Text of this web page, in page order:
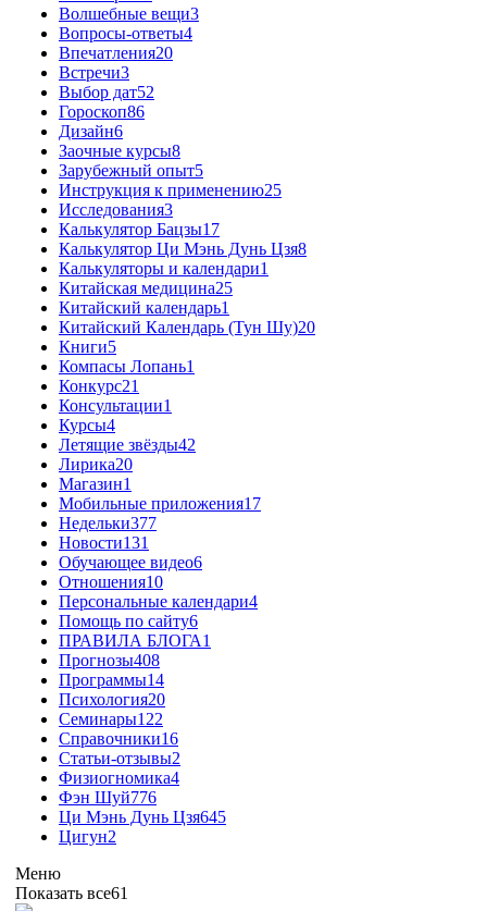
Волшебные вещи3
Вопросы-ответы4
Впечатления20
Встречи3
Выбор дат52
Гороскоп86
Дизайн6
Заочные курсы8
Зарубежный опыт5
Инструкция к применению25
Исследования3
Калькулятор Бацзы17
Калькулятор Ци Мэнь Дунь Цзя8
Калькуляторы и календари1
Китайская медицина25
Китайский календарь1
Китайский Календарь (Тун Шу)20
Книги5
Компасы Лопань1
Конкурс21
Консультации1
Курсы4
Летящие звёзды42
Лирика20
Магазин1
Мобильные приложения17
Недельки377
Новости131
Обучающее видео6
Отношения10
Персональные календари4
Помощь по сайту6
ПРАВИЛА БЛОГА1
Прогнозы408
Программы14
Психология20
Семинары122
Справочники16
Статьи-отзывы2
Физиогномика4
Фэн Шуй776
Ци Мэнь Дунь Цзя645
Цигун2
Меню
Показать все61